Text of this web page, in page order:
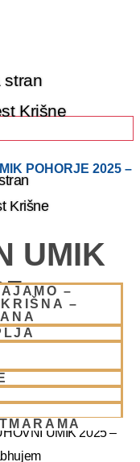
stran
Krišne
Krišne
–
–
POHORJE 2025 –
UMIK
–
UMIK 2025 –